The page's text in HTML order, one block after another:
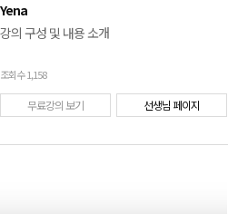
Yena
강의 구성 및 내용 소개
조회수 1,158
무료강의 보기 선생님 페이지